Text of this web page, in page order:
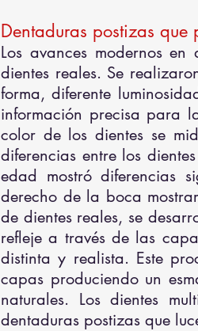
Dentaduras postizas que
Los avances modernos
dientes reales. Se
forma, diferente
información precisa para
color de los dientes se
diferencias entre los
edad mostró diferencias
derecho de la boca
de dientes reales, se
refleje a través de las
distinta y realista. Este
capas produciendo un
naturales. Los dientes
dentaduras postizas que